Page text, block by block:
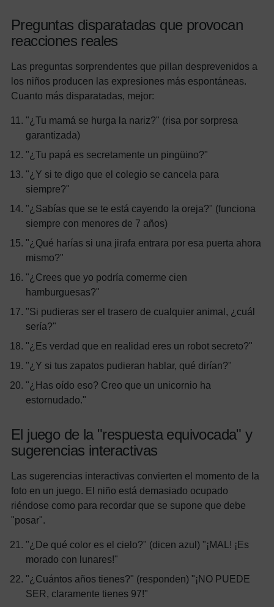
Preguntas disparatadas que provocan
reacciones reales
Las preguntas sorprendentes que pillan desprevenidos a
los niños producen las expresiones más espontáneas.
Cuanto más disparatadas, mejor:
"¿Tu mamá se hurga la nariz?" (risa por sorpresa
garantizada)
"¿Tu papá es secretamente un pingüino?"
"¿Y si te digo que el colegio se cancela para
siempre?"
"¿Sabías que se te está cayendo la oreja?" (funciona
siempre con menores de 7 años)
"¿Qué harías si una jirafa entrara por esa puerta ahora
mismo?"
"¿Crees que yo podría comerme cien
hamburguesas?"
"Si pudieras ser el trasero de cualquier animal, ¿cuál
sería?"
"¿Es verdad que en realidad eres un robot secreto?"
"¿Y si tus zapatos pudieran hablar, qué dirían?"
"¿Has oído eso? Creo que un unicornio ha
estornudado."
El juego de la "respuesta equivocada" y
sugerencias interactivas
Las sugerencias interactivas convierten el momento de la
foto en un juego. El niño está demasiado ocupado
riéndose como para recordar que se supone que debe
"posar".
"¿De qué color es el cielo?" (dicen azul) "¡MAL! ¡Es
morado con lunares!"
"¿Cuántos años tienes?" (responden) "¡NO PUEDE
SER, claramente tienes 97!"